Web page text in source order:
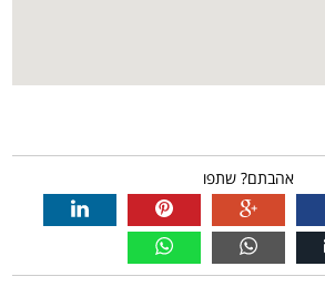
אהבתם? שתפו